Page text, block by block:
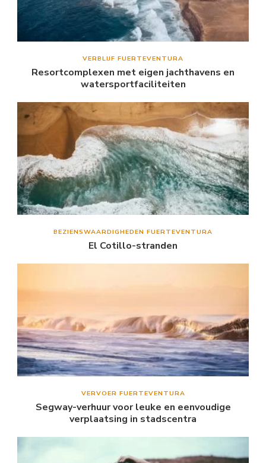
VERBLIJF FUERTEVENTURA
Resortcomplexen met eigen jachthavens en
watersportfaciliteiten
BEZIENSWAARDIGHEDEN FUERTEVENTURA
El Cotillo-stranden
VERVOER FUERTEVENTURA
Segway-verhuur voor leuke en eenvoudige
verplaatsing in stadscentra